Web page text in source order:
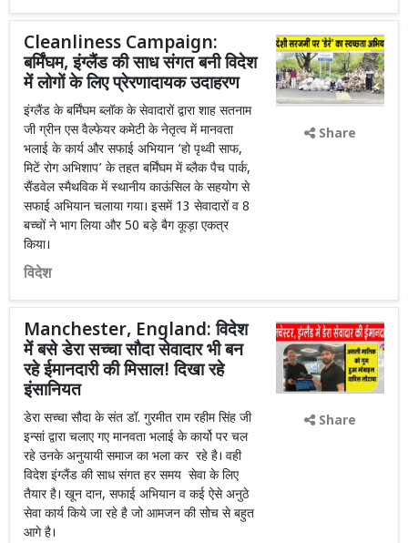
Cleanliness Campaign:
बर्मिंघम, इंग्लैंड की साध संगत बनी विदेश
में लोगों के लिए प्रेरणादायक उदाहरण
इंग्लैंड के बर्मिंघम ब्लॉक के सेवादारों द्वारा शाह सतनाम
जी ग्रीन एस वैल्फेयर कमेटी के नेतृत्व में मानवता
भलाई के कार्य और सफाई अभियान ‘हो पृथ्वी साफ,
मिटें रोग अभिशाप’ के तहत बर्मिंघम में ब्लैक पैच पार्क,
सैंडवेल स्मैथविक में स्थानीय काऊंसिल के सहयोग से
सफाई अभियान चलाया गया। इसमें 13 सेवादारों व 8
बच्चों ने भाग लिया और 50 बड़े बैग कूड़ा एकत्र
किया।
विदेश
Share
Manchester, England: विदेश
में बसे डेरा सच्चा सौदा सेवादार भी बन
रहे ईमानदारी की मिसाल! दिखा रहे
इंसानियत
डेरा सच्चा सौदा के संत डॉ. गुरमीत राम रहीम सिंह जी
इन्सां द्वारा चलाए गए मानवता भलाई के कार्यो पर चल
रहे उनके अनुयायी समाज का भला कर रहे है। वही
विदेश इंग्लैंड की साध संगत हर समय सेवा के लिए
तैयार है। खून दान, सफाई अभियान व कई ऐसे अनुठे
सेवा कार्य किये जा रहे है जो आमजन की सोच से बहुत
आगे है।
Share